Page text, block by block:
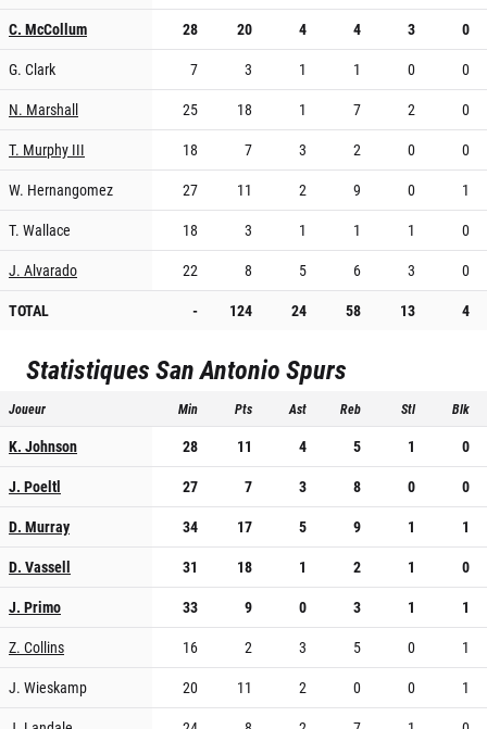
C. McCollum
28 20 4 4 3
0
G. Clark
7 3 1 1 0
0
N. Marshall
25 18 1 7 2
0
T. Murphy III
18 7 3 2 0
0
W. Hernangomez
27 11 2 9 0
1
T. Wallace
18 3 1 1 1
0
J. Alvarado
22 8 5 6 3
0
TOTAL
- 124 24 58 13 4
StatistiquesSan Antonio Spurs
Joueur Min Pts Ast Reb Stl Blk
K. Johnson 28 11 4 5 1
0
J. Poeltl
27 7 3 8 0
0
D. Murray
34 17 5 9 1
1
D. Vassell
31 18 1 2 1
0
J. Primo
33 9 0 3 1
1
Z. Collins
16 2 3 5 0
1
J. Wieskamp
20 11 2 0 0
1